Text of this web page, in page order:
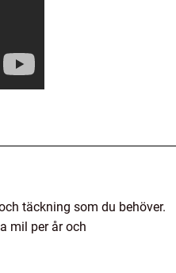
täckning som du behöver.
mil per år och